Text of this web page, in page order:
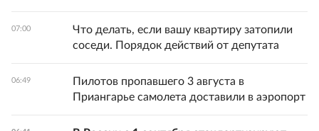
07:00
Что делать, если вашу квартиру затопили
соседи. Порядок действий от депутата
06:49
Пилотов пропавшего 3 августа в
Приангарье самолета доставили в аэропорт